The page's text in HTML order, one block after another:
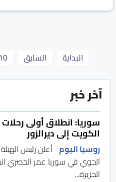
البداية السابق 10
آخر خبر
سوريا: انطلاق أولى
الكويت إلى ديرالزور
روسيا اليوم أعلن رئيس
الجوي في سوريا عمر الحصري
الجزيرة...